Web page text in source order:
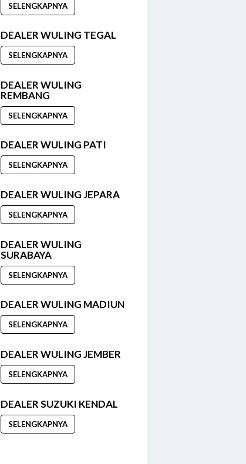
SELENGKAPNYA
DEALER WULING TEGAL
SELENGKAPNYA
DEALER WULING
REMBANG
SELENGKAPNYA
DEALER WULING PATI
SELENGKAPNYA
DEALER WULING JEPARA
SELENGKAPNYA
DEALER WULING
SURABAYA
SELENGKAPNYA
DEALER WULING MADIUN
SELENGKAPNYA
DEALER WULING JEMBER
SELENGKAPNYA
DEALER SUZUKI KENDAL
SELENGKAPNYA